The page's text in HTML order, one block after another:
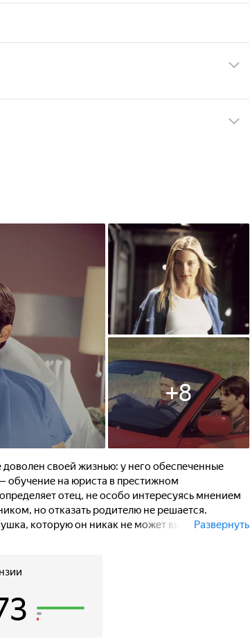
+8
своей жизнью: у него обеспеченные
обучение на юриста в престижном
отец, не особо интересуясь мнением
но отказать родителю не решается.
которую он никак не может выбросить
которой нет ни на одной карте США. В пути
вместе с которым отправляется навстречу
Развернуть